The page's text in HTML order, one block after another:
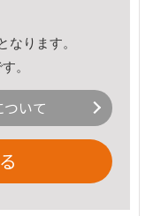
なります。
。
いて